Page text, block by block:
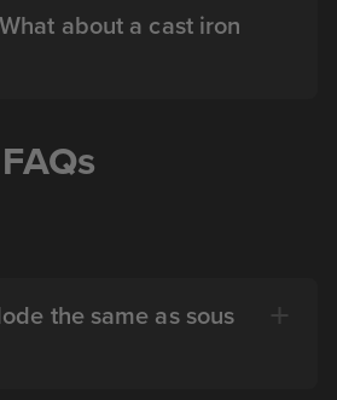
about a cast iron
the same as sous